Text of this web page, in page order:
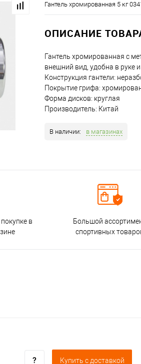
Гантель хромированная 5 кг
ОПИСАНИЕ
Гантель хромированная с
внешний вид, удобна в руке
Конструкция гантели:
Покрытие грифа:
Форма дисков: круглая
Производитель: Китай
В наличии: в магазинах
в
Большой
спортивных
Купить c доставкой